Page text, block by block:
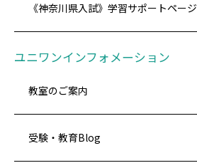
《神奈川県入試》学習サポートページ
ユニワンインフォメーション
教室のご案内
受験・教育Blog